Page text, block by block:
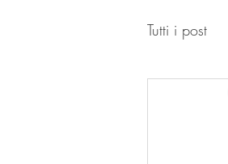
Tutti i post